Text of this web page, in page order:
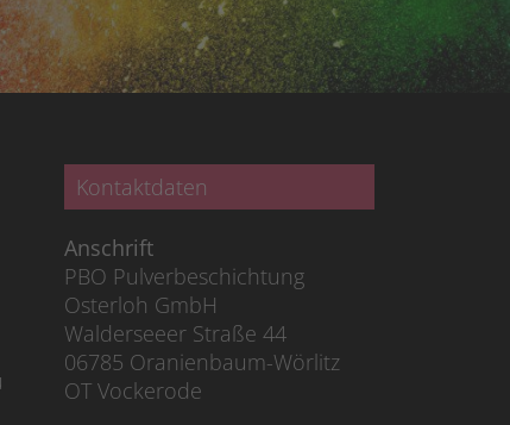
Kontaktdaten
Anschrift
PBO Pulverbeschichtung
Osterloh GmbH
Walderseeer Straße 44
06785 Oranienbaum-Wörlitz
OT Vockerode